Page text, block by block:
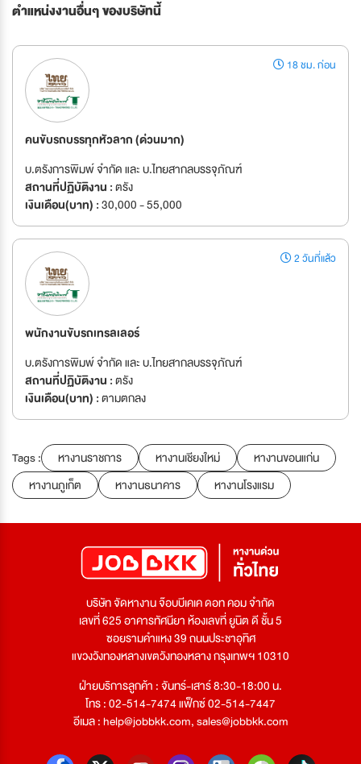
ตำแหน่งงานอื่นๆ ของบริษัทนี้
18 ชม. ก่อน
คนขับรถบรรทุกหัวลาก (ด่วนมาก)
บ.ตรังการพิมพ์ จำกัด และ บ.ไทยสากลบรรจุภัณฑ์
สถานที่ปฏิบัติงาน :ตรัง
เงินเดือน(บาท) :30,000 - 55,000
2 วันที่แล้ว
พนักงานขับรถเทรลเลอร์
บ.ตรังการพิมพ์ จำกัด และ บ.ไทยสากลบรรจุภัณฑ์
สถานที่ปฏิบัติงาน :ตรัง
เงินเดือน(บาท) :ตามตกลง
Tags : หางานราชการ หางานเชียงใหม่
หางานขอนแก่น
หางานภูเก็ต
หางานธนาคาร หางานโรงแรม
บริษัท จัดหางาน จ๊อบบีเคเค ดอท คอม จำกัด
เลขที่ 625 อาคารทัศนียา ห้องเลขที่ ยูนิต ดี ชั้น 5
ซอยรามคำแหง 39 ถนนประชาอุทิศ
แขวงวังทองหลางเขตวังทองหลาง กรุงเทพฯ 10310
ฝ่ายบริการลูกค้า : จันทร์-เสาร์ 8:30-18:00 น.
โทร : 02-514-7474 แฟ็กซ์ 02-514-7447
อีเมล :help@jobbkk.com,sales@jobbkk.com